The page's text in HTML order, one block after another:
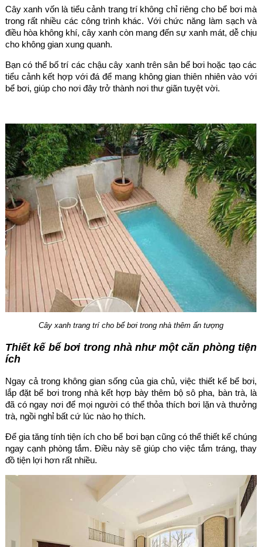
Cây xanh vốn là tiểu cảnh trang trí không chỉ riêng cho bể bơi mà
trong rất nhiều các công trình khác. Với chức năng làm sạch và
điều hòa không khí, cây xanh còn mang đến sự xanh mát, dễ chịu
cho không gian xung quanh.
Bạn có thể bố trí các chậu cây xanh trên sân bể bơi hoặc tạo các
tiểu cảnh kết hợp với đá để mang không gian thiên nhiên vào với
bể bơi, giúp cho nơi đây trở thành nơi thư giãn tuyệt vời.
Cây xanh trang trí cho bể bơi trong nhà thêm ấn tượng
Thiết kế bể bơi trong nhà như một căn phòng tiện
ích
Ngay cả trong không gian sống của gia chủ, việc thiết kế bể bơi,
lắp đặt bể bơi trong nhà kết hợp bày thêm bộ sô pha, bàn trà, là
đã có ngay nơi để mọi người có thể thỏa thích bơi lặn và thưởng
trà, ngồi nghỉ bất cứ lúc nào họ thích.
Để gia tăng tính tiện ích cho bể bơi bạn cũng có thể thiết kế chúng
ngay cạnh phòng tắm. Điều này sẽ giúp cho việc tắm tráng, thay
đồ tiện lợi hơn rất nhiều.